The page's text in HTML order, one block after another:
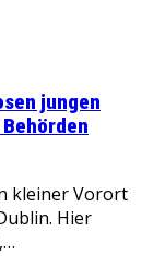
jungen
kleiner Vorort
Hier